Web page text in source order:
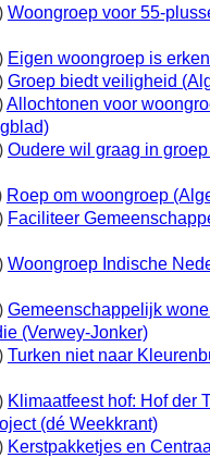
Woongroep voor 55-
Eigen woongroep is
Groep biedt veiligheid
Allochtonen voor
Oudere wil graag in
Roep om woongroep
Faciliteer
Woongroep Indische
Gemeenschappelijk
(Verwey-Jonker)
Turken niet naar
Klimaatfeest hof: Hof der
(dé Weekkrant)
Kerstpakketjes en